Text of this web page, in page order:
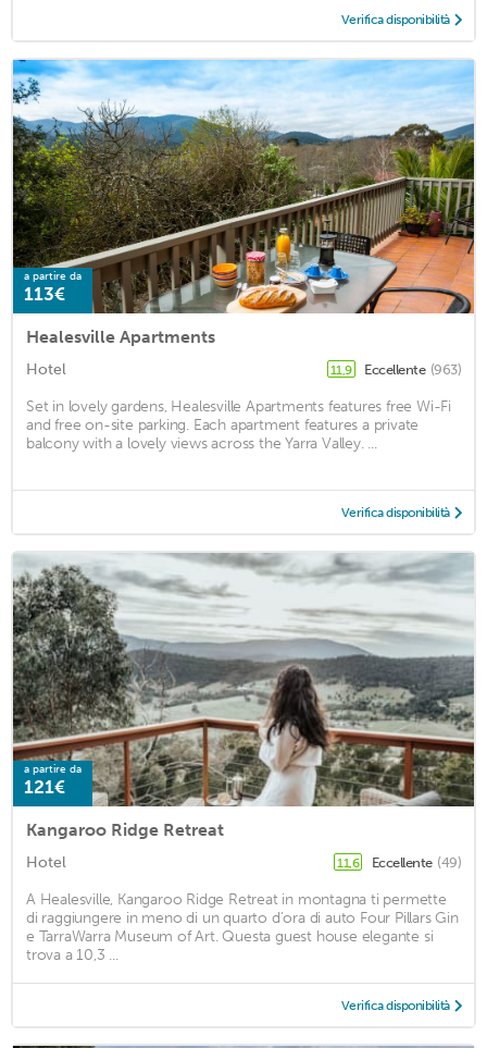
Verifica disponibilità
a partire da
113€
Healesville Apartments
Hotel 11,9 Eccellente (963)
Set in lovely gardens, Healesville Apartments features free Wi-Fi
and free on-site parking. Each apartment features a private
balcony with a lovely views across the Yarra Valley. ...
Verifica disponibilità
a partire da
121€
Kangaroo Ridge Retreat
Hotel 11,6 Eccellente (49)
A Healesville, Kangaroo Ridge Retreat in montagna ti permette
di raggiungere in meno di un quarto d'ora di auto Four Pillars Gin
e TarraWarra Museum of Art. Questa guest house elegante si
trova a 10,3 ...
Verifica disponibilità